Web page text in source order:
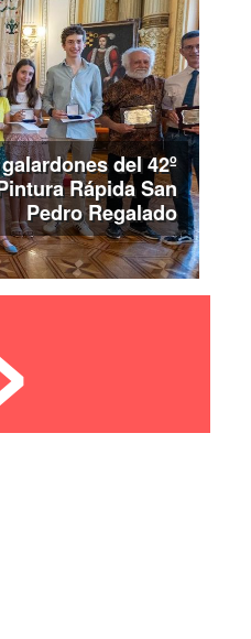
del 42º
Rápida San
Pedro Regalado